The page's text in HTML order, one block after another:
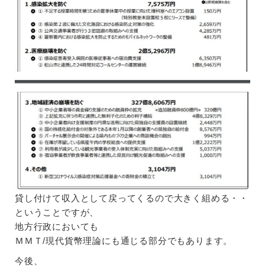
貸し付けて収入として戻ってくるので大きく組める・・
ということですが、
地方行政においても
ＭＭＴ/現代貨幣理論にも通じる部分でもあります。
今後、